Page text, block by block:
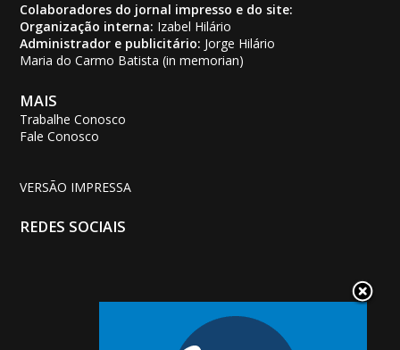
Colaboradores do jornal impresso e do site:
Organização interna: Izabel Hilário
Administrador e publicitário: Jorge Hilário
Maria do Carmo Batista (in memorian)
MAIS
Trabalhe Conosco
Fale Conosco
VERSÃO IMPRESSA
REDES SOCIAIS